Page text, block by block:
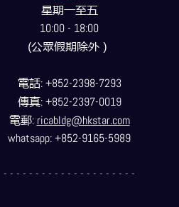
星期一至五
10:00 - 18:00
(公眾假期除外）
電話: +852-2398-7293
傳真: +852-2397-0019
電郵: ricabldg@hkstar.com
whatsapp: +852-9165-5989
- - - - - - - - - - - - - - - - - - - - -